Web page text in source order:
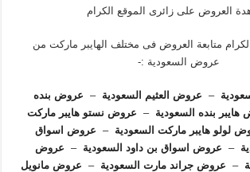
العروض على زائرى الموقع الكرام
متابعة العروض فى مختلف الهايبر ماركت من
عروض السعودية :-
– عروض العثيم السعودية –
عروض بنده
بنده السعودية –
عروض نستو هايبر ماركت
لولو هايبر ماركت السعودية –
عروض اسواق
– عروض اسواق بن داود السعودية –
عروض
– عروض جراند مارت السعودية –
عروض مانويل